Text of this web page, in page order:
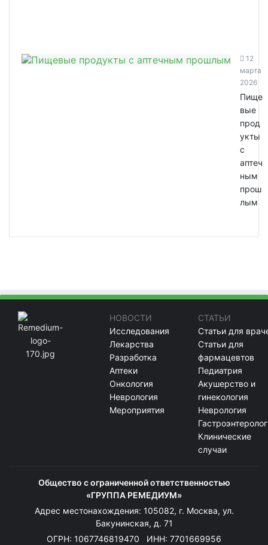
12
марта
2026
Пище
вые
прод
укты
с
аптеч
ным
прош
лым
НОВОСТИ
Исследования
Лекарства
Разработка
Аптеки
Онкология
Неврология
Мероприятия
СТАТЬИ
Статьи для
Статьи для
фармацевтов
Педиатрия
Акушерство и
гинекология
Неврология
Клинические
случаи
Общество с ограниченной ответственностью
«ГРУППА РЕМЕДИУМ»
Адрес местонахождения: 105082, г. Москва, ул.
Бакунинская, д. 71
ОГРН: 1067746819470 ИНН: 7701669956